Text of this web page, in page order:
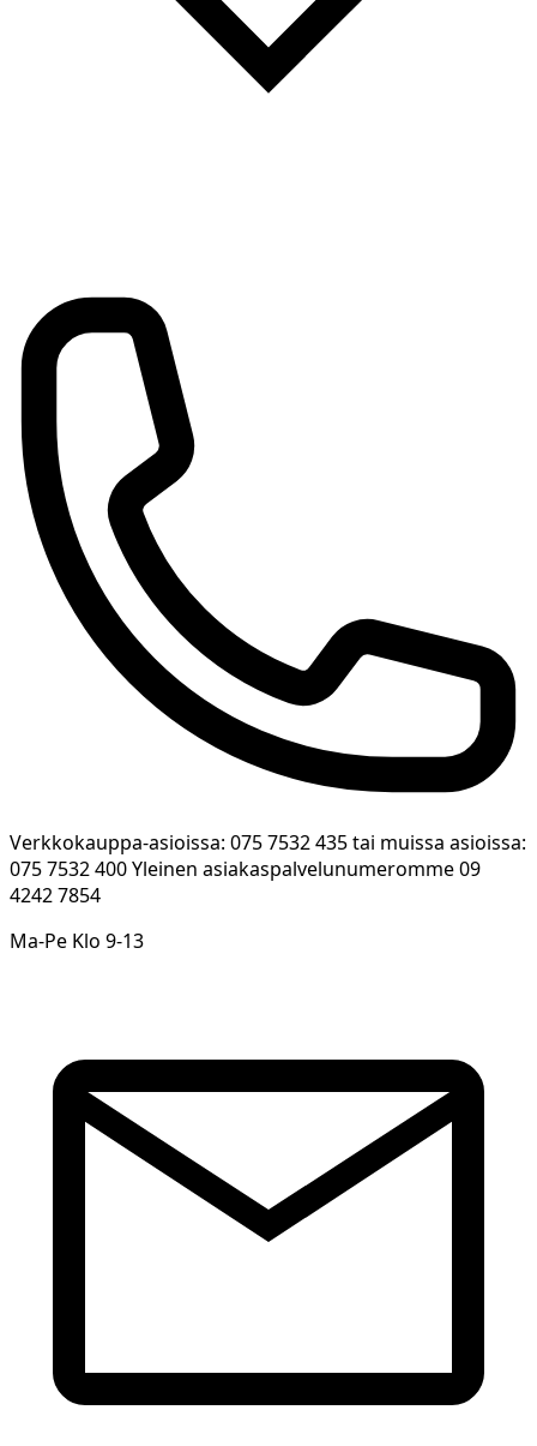
Verkkokauppa-asioissa: 075 7532 435 tai muissa asioissa:
075 7532 400 Yleinen asiakaspalvelunumeromme 09
4242 7854
Ma-Pe Klo 9-13